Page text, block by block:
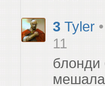
3 Tyler
11
блонди
мешала